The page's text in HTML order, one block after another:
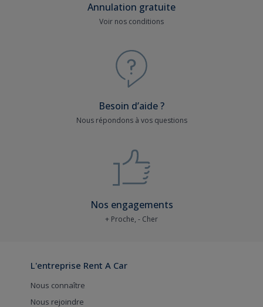
Annulation gratuite
Voir nos conditions
Besoin d’aide ?
Nous répondons à vos questions
Nos engagements
+ Proche, - Cher
L'entreprise Rent A Car
Nous connaître
Nous rejoindre